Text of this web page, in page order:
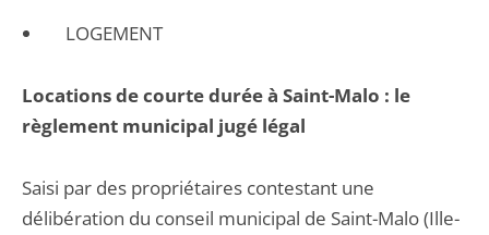
LOGEMENT
Locations de courte durée à Saint-Malo : le
règlement municipal jugé légal
Saisi par des propriétaires contestant une
délibération du conseil municipal de Saint-Malo (Ille-